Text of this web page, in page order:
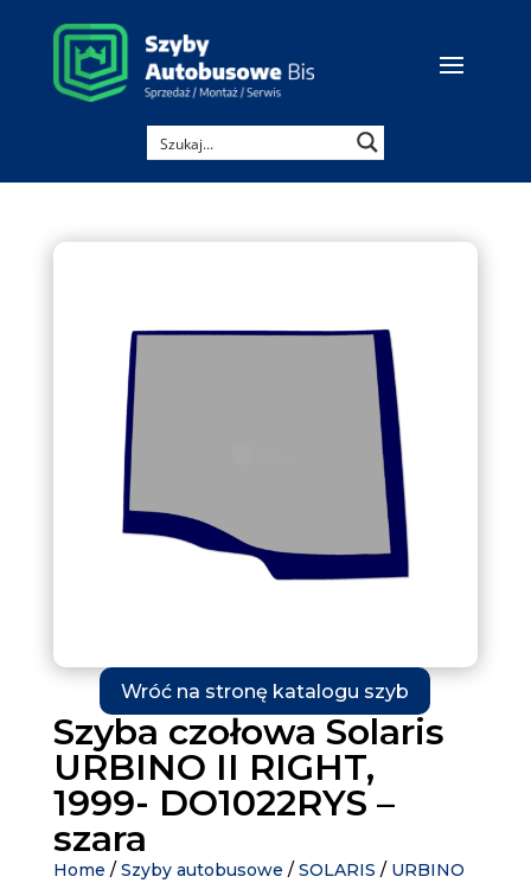
Wróć na stronę katalogu szyb
Szyba czołowa Solaris
URBINO II RIGHT,
1999- DO1022RYS –
szara
Home / Szyby autobusowe / SOLARIS / URBINO